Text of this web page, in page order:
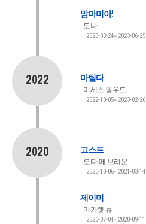
맘마미아!
도나
2023-03-24~2023-06-25
2022 마틸다
미세스 웜우드
2022-10-05~2023-02-26
2020 고스트
오다 메 브라운
2020-10-06~2021-03-14
제이미
마가렛 뉴
2020-07-04~2020-09-11